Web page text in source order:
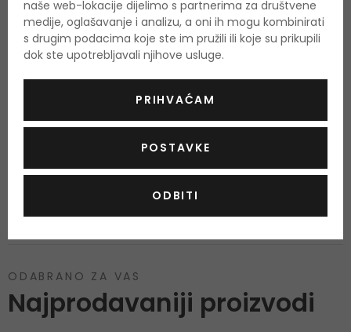
Srednje note
ruža, gardenija, mlijeko
Bazne note
OPIS OCJENA (5) OSTALE INFORMACIJE
ODABRANO ZA VAS
Najprodavaniji proizvodi
naše web-lokacije dijelimo s partnerima za društvene
medije, oglašavanje i analizu, a oni ih mogu kombinirati
s drugim podacima koje ste im pružili ili koje su prikupili
dok ste upotrebljavali njihove usluge.
PRIHVAĆAM
POSTAVKE
ODBITI